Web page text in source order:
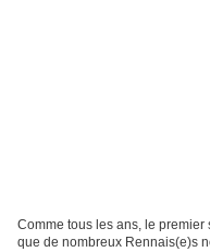
Comme tous les ans, le
que de nombreux Rennais(e)s